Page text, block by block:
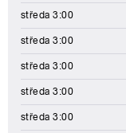
středa 3:00
středa 3:00
středa 3:00
středa 3:00
středa 3:00